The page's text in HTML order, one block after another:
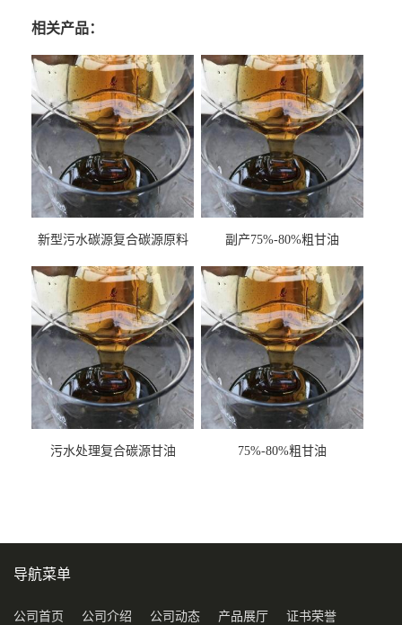
相关产品：
新型污水碳源复合碳源原料
副产75%-80%粗甘油
污水处理复合碳源甘油
75%-80%粗甘油
导航菜单
公司首页 公司介绍 公司动态 产品展厅 证书荣誉